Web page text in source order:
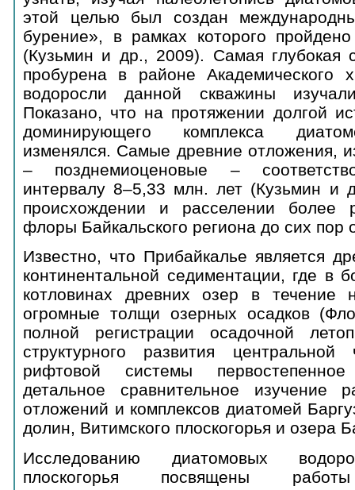
этой целью был создан
бурение», в рамках которого
(Кузьмин и др., 2009). Самая
пробурена в районе Академического
водоросли данной скважины
Показано, что на протяжении долгой
доминирующего комплекса
изменялся. Самые древние отложения,
– позднемиоценовые –
интервалу 8–5,33 млн. лет (Кузьмин и
происхождении и расселении более
флоры Байкальского региона до сих пор
Известно, что Прибайкалье является
континентальной седиментации, где в
котловинах древних озер в течение
огромные толщи озерных осадков
полной регистрации осадочной
структурного развития центральной
рифтовой системы
детальное сравнительное изучение
отложений и комплексов диатомей
долин, Витимского плоскогорья и озера
Исследованию диатомовых
плоскогорья посвящены